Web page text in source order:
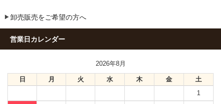
卸売販売をご希望の方へ
営業日カレンダー
2026年8月
日 月 火 水 木 金
土
1